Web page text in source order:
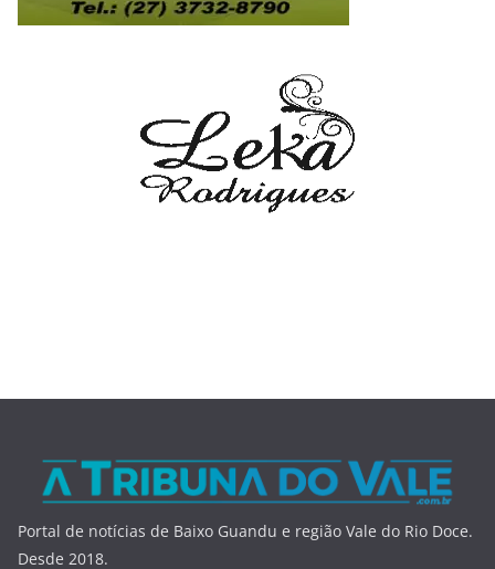
Portal de notícias de Baixo Guandu e região Vale do Rio Doce.
Desde 2018.